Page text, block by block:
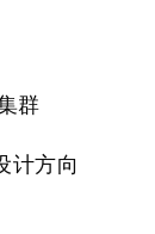
群
方向